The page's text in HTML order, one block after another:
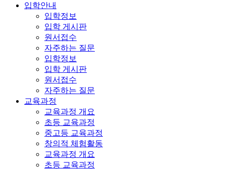
입학안내
입학정보
입학 게시판
원서접수
자주하는 질문
입학정보
입학 게시판
원서접수
자주하는 질문
교육과정
교육과정 개요
초등 교육과정
중고등 교육과정
창의적 체험활동
교육과정 개요
초등 교육과정